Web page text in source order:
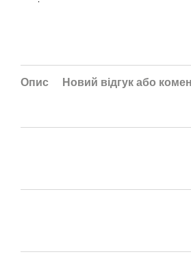
Опис Новий відгук або